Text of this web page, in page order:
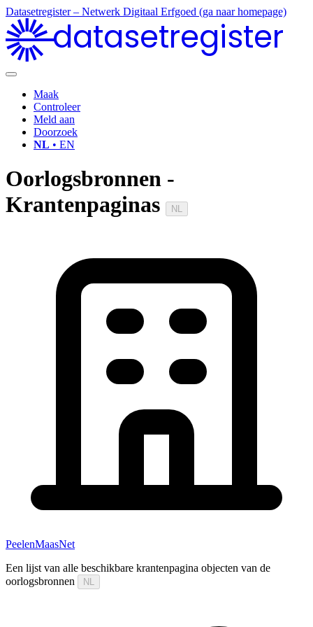
Datasetregister – Netwerk Digitaal Erfgoed (ga naar homepage)
datasetregister
Maak
Controleer
Meld aan
Doorzoek
NL • EN
Oorlogsbronnen -
Krantenpaginas
NL
PeelenMaasNet
Een lijst van alle beschikbare krantenpagina objecten van de
oorlogsbronnen
NL